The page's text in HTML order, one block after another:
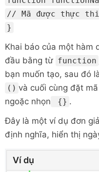
// Mã được thực thi
}
Khai báo của một hàm
đầu bằng từ function
bạn muốn tạo, sau đó
() và cuối cùng đặt
ngoặc nhọn
{} .
Đây là một ví dụ đơn
định nghĩa, hiển thị
Ví dụ